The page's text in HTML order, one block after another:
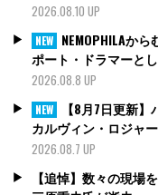
2026.08.10 UP
NEW NEMOPHILAか
ポート・ドラマーと
2026.08.8 UP
NEW
【8月7日更新
カルヴィン・ロジャ
2026.08.7 UP
【追悼】数々の現場